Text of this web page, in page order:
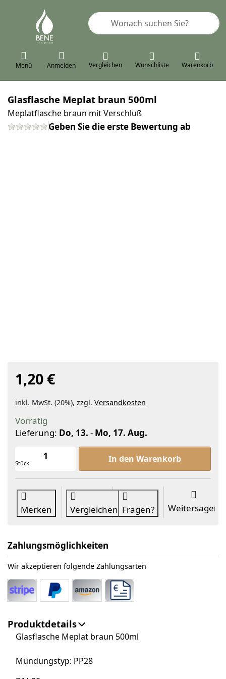
Geben Sie einen Suchbegriff ein.
Menü Anmelden Vergleichen Wunschliste Warenkorb
Glasflasche Meplat braun 500ml
Meplatflasche braun mit Verschluß
Geben Sie die erste Bewertung ab
1,20 €
inkl. MwSt. (20%), zzgl. Versandkosten
Vorrätig
Lieferung: Do, 13. - Mo, 17. Aug.
Stück
Glasflasche Meplat braun 500ml zu
In den Warenkorb
Merken Vergleichen Fragen? Weitersagen
Zahlungsmöglichkeiten
Wir akzeptieren folgende Zahlungsarten
Produktdetails
Glasflasche Meplat braun 500ml
Mündungstyp: PP28